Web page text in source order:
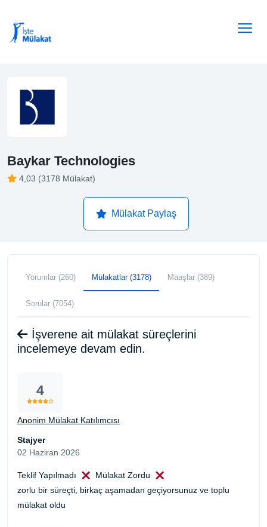
Baykar Technologies
4,03 (3178 Mülakat)
Mülakat Paylaş
Yorumlar (260) Mülakatlar (3178) Maaşlar (389)
Sorular (7054)
İşverene ait mülakat süreçlerini
incelemeye devam edin.
4
Anonim Mülakat Katılımcısı
Stajyer
02 Haziran 2026
Teklif Yapılmadı
Mülakat Zordu
zorlu bir süreçti, birkaç aşamadan geçiyorsunuz ve toplu
mülakat oldu